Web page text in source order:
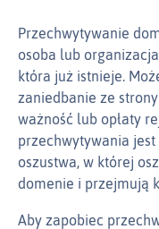
Przechwytywanie
osoba lub
która już istnieje.
zaniedbanie ze
ważność lub opłaty
przechwytywania
oszustwa, w której
domenie i przejmują
Aby zapobiec